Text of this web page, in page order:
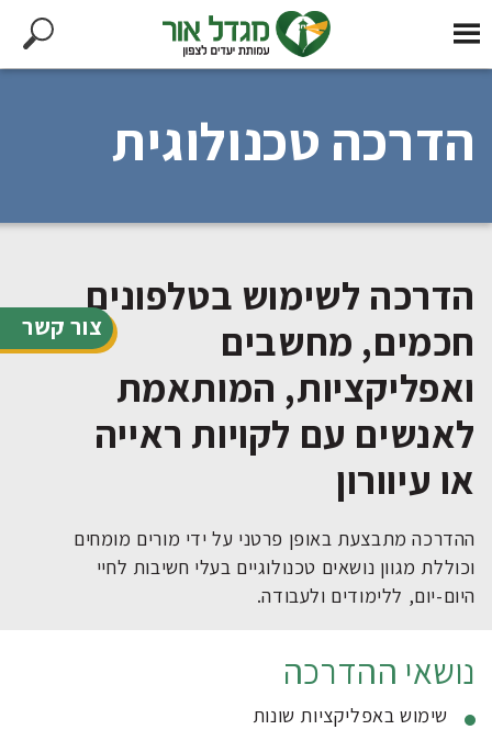
צור קשר
הדרכה טכנולוגית
הדרכה לשימוש בטלפונים
חכמים, מחשבים
ואפליקציות, המותאמת
לאנשים עם לקויות ראייה
או עיוורון
ההדרכה מתבצעת באופן פרטני על ידי מורים מומחים
וכוללת מגוון נושאים טכנולוגיים בעלי חשיבות לחיי
היום-יום, ללימודים ולעבודה.
נושאי ההדרכה
שימוש באפליקציות שונות